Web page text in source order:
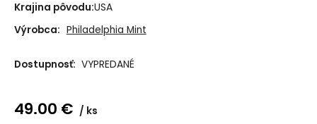
Krajina pôvodu:USA
Výrobca: Philadelphia Mint
Dostupnosť: VYPREDANÉ
49.00 € ks